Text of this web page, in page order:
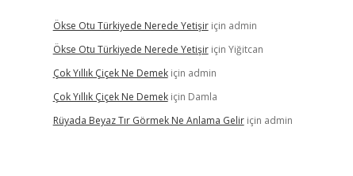
Ökse Otu Türkiyede Nerede Yetişiriçin admin
Ökse Otu Türkiyede Nerede Yetişiriçin Yiğitcan
Çok Yıllık Çiçek Ne Demekiçin admin
Çok Yıllık Çiçek Ne Demekiçin Damla
Rüyada Beyaz Tır Görmek Ne Anlama Geliriçin admin